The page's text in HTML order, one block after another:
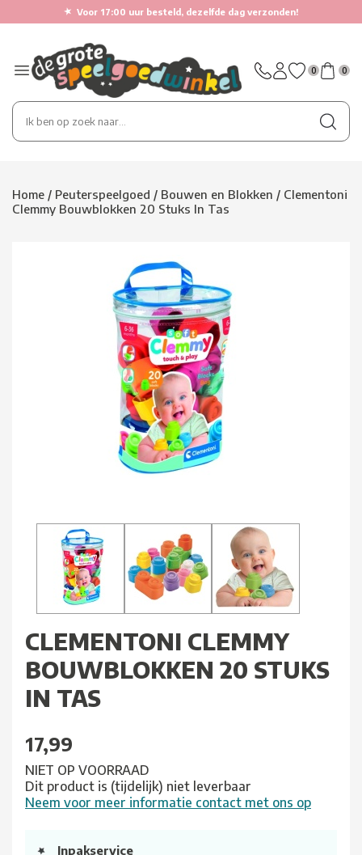
★ Voor 17:00 uur besteld, dezelfde dag verzonden!
0 0
Home / Peuterspeelgoed / Bouwen en Blokken / Clementoni
Clemmy Bouwblokken 20 Stuks In Tas
CLEMENTONI CLEMMY
BOUWBLOKKEN 20 STUKS
IN TAS
17,99
NIET OP VOORRAAD
Dit product is (tijdelijk) niet leverbaar
Neem voor meer informatie contact met ons op
Inpakservice